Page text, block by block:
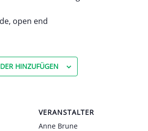
open end
HINZUFÜGEN
VERANSTALTER
Anne Brune